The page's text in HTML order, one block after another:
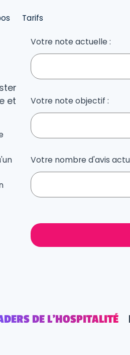
Tarifs
et
Votre note actuelle :
Votre note objectif :
Votre nombre d'avis
DE L'HOSPITALITÉ